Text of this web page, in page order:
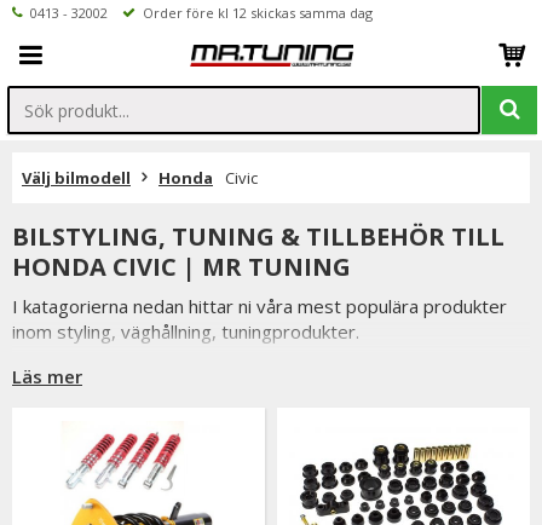
0413 - 32002 Order före kl 12 skickas samma dag
Välj bilmodell Honda Civic
BILSTYLING, TUNING & TILLBEHÖR TILL
HONDA CIVIC | MR TUNING
I katagorierna nedan hittar ni våra mest populära produkter
inom styling, väghållning, tuningprodukter.
Är det något som du funderar över eller inte hittar i vårt
Till Honda Civic.
Läs mer